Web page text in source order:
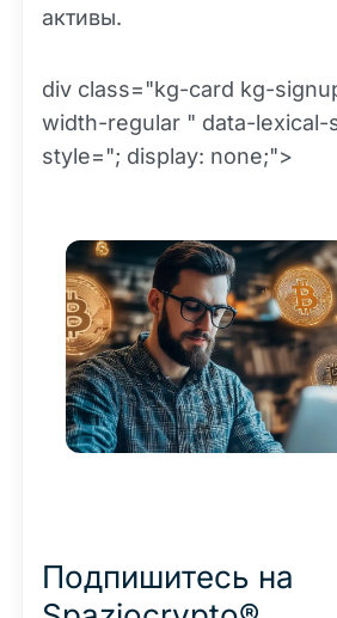
активы.
div class="kg-card kg-
width-regular " data-
style="; display: none;">
Подпишитесь на